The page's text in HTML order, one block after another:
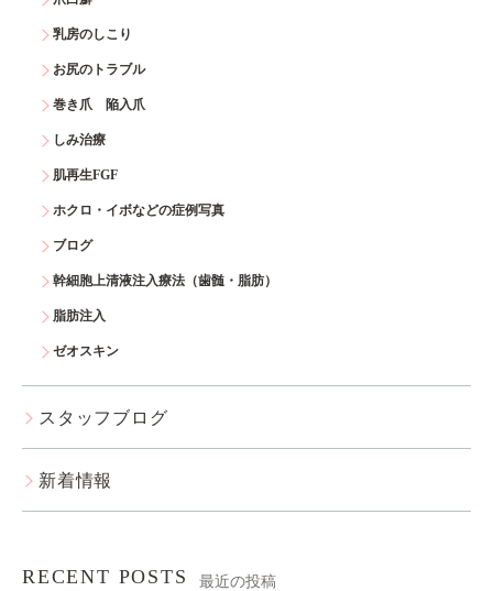
乳房のしこり
お尻のトラブル
巻き爪 陥入爪
しみ治療
肌再生FGF
ホクロ・イボなどの症例写真
ブログ
幹細胞上清液注入療法（歯髄・脂肪）
脂肪注入
ゼオスキン
スタッフブログ
新着情報
RECENT POSTS 最近の投稿